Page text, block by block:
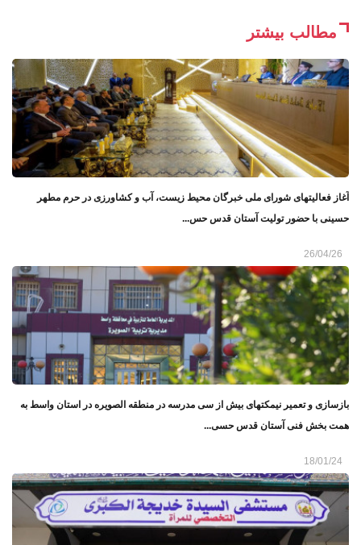
مطالب بیشتر
آغاز فعالیتهای شورای ملی خبرگان محیط زیست، آب و کشاورزی در حرم مطهر
حسینی با حضور تولیت آستان قدس حس...
26/04/26
بازسازی و تعمیر نیمکتهای بیش از سی مدرسه در منطقه الصویره در استان واسط به
همت بخش فنی آستان قدس حسی...
18/01/24